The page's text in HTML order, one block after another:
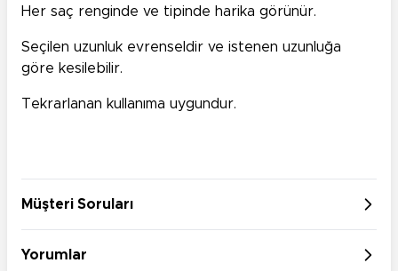
Her saç renginde ve tipinde harika görünür.
Seçilen uzunluk evrenseldir ve istenen uzunluğa
göre kesilebilir.
Tekrarlanan kullanıma uygundur.
Müşteri Soruları
Yorumlar